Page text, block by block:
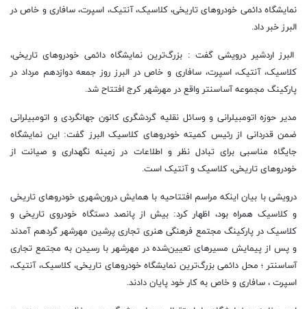
نمایشگاه دائمی خودروهای تاریخی، کلاسیک، آنتیک، اسپرت، سافاری و خاص در
البرز خبر داد.
البرز اردشیر درویشی گفت : بزرگ‌ترین نمایشگاه دائمی خودروهای تاریخی،
کلاسیک، آنتیک، اسپرت، سافاری و خاص در البرز روز جمعه دوازدهم مرداد در
پارکینگ مجموعه آساسنتر واقع در مهرشهر کرج افتتاح شد.
مدیر حوزه اتومبیلرانی و وسائل نقلیه گردشگری کانون جهانگردی و اتومبیلرانی
ضمن قدردانی از رئیس کمیته خودروهای کلاسیک البرز گفت: این نمایشگاه
جایگاه مناسبی برای تبادل نظر و اطلاعات در زمینه نگهداری و صیانت از
خودروهای تاریخی، کلاسیک و آنتیک است.
درویشی با بیان اینکه مراسم افتتاحیه با همایش درون‌شهری خودروهای تاریخی
و کلاسیک همراه بود، اظهار کرد: بیش از پانصد دستگاه خودروی تاریخی و
کلاسیک در پارکینگ مجتمع فرهنگی هنری تجاری پرشین مهرشهر گردهم آمدند
و پس از پیمایش مسیرهای تعیین‌شده در مهرشهر با رسیدن به مجتمع تجاری
آساسنتر ؛ محل دائمی بزرگ‌ترین نمایشگاه خودروهای تاریخی، کلاسیک، آنتیک،
اسپرت ، سافاری و خاص به کار خود پایان دادند.